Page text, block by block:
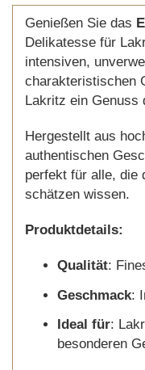
Genießen Sie das
Delikatesse für
intensiven,
charakteristischen
Lakritz ein Genuss
Hergestellt aus
authentischen
perfekt für alle, die
schätzen wissen.
Produktdetails:
Qualität:
Geschmack:
Ideal für:
besonderen